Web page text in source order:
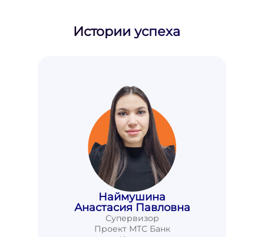
Истории успеха
Наймушина
Анастасия Павловна
Супервизор
Проект МТС Банк